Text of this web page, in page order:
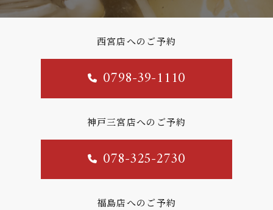
西宮店へのご予約
0798-39-1110
神戸三宮店へのご予約
078-325-2730
福島店へのご予約